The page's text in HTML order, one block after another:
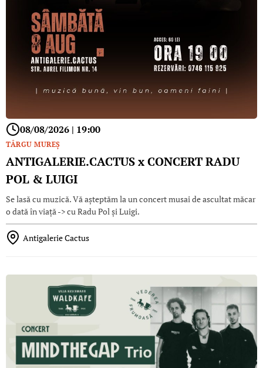
08/08/2026 | 19:00
TÂRGU MUREŞ
ANTIGALERIE.CACTUS x CONCERT RADU
POL & LUIGI
Se lasă cu muzică. Vă așteptăm la un concert musai de ascultat măcar
o dată în viață -> cu Radu Pol și Luigi.
Antigalerie Cactus